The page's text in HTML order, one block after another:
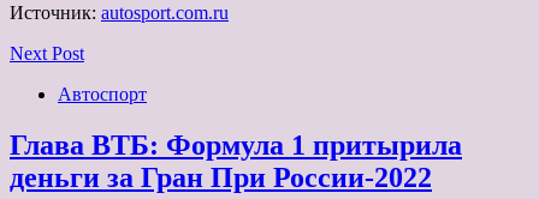
Источник: autosport.com.ru
Next Post
Автоспорт
Глава ВТБ: Формула 1 притырила
деньги за Гран При России-2022